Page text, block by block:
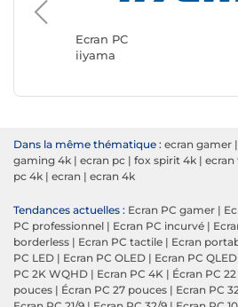
Ecran PC
iiyama
Dans la même thématique : ecran gamer |
gaming 4k | ecran pc | fox spirit 4k | ecran
pc 4k | ecran | ecran 4k
Tendances actuelles : Ecran PC gamer |
PC professionnel | Ecran PC incurvé |
borderless | Ecran PC tactile | Ecran
PC LED | Ecran PC OLED | Ecran PC QLED
PC 2K WQHD | Ecran PC 4K | Écran PC
pouces | Écran PC 27 pouces | Ecran PC